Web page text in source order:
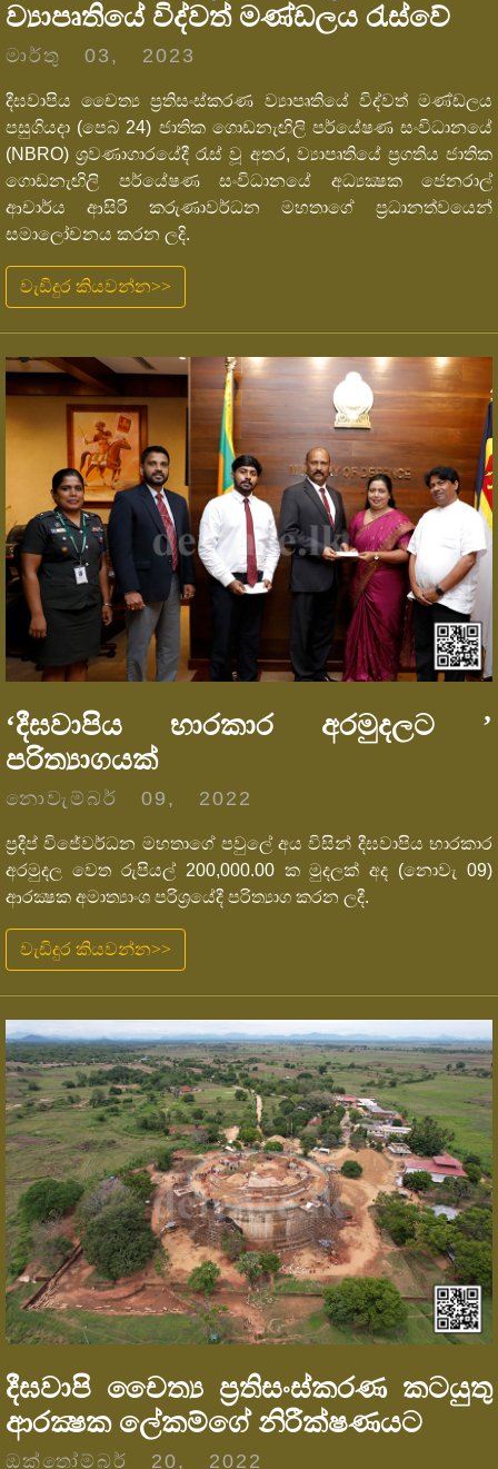
ව්‍යාපෘතියේ විද්වත් මණ්ඩලය රැස්වේ
මාර්තු 03, 2023
දීඝවාපිය චෛත්‍ය ප්‍රතිසංස්කරණ ව්‍යාපෘතියේ විද්වත් මණ්ඩලය
පසුගියදා (පෙබ 24) ජාතික ගොඩනැඟිලි පර්යේෂණ සංවිධානයේ
(NBRO) ශ්‍රවණාගාරයේදී රැස් වූ අතර, ව්‍යාපෘතියේ ප්‍රගතිය ජාතික
ගොඩනැඟිලි පර්යේෂණ සංවිධානයේ අධ්‍යක්‍ෂක ජෙනරාල්
ආචාර්ය ආසිරි කරුණාවර්ධන මහතාගේ ප්‍රධානත්වයෙන්
සමාලෝචනය කරන ලදි.
වැඩිදුර කියවන්න>>
‘දීඝවාපිය භාරකාර අරමුදලට ’
පරිත්‍යාගයක්
නොවැම්බර් 09, 2022
ප්‍රදීප් විජේවර්ධන මහතාගේ පවුලේ අය විසින් දීඝවාපිය භාරකාර
අරමුදල වෙත රුපියල් 200,000.00 ක මුදලක් අද (නොවැ 09)
ආරක්‍ෂක අමාත්‍යාංශ පරිශ්‍රයේදී පරිත්‍යාග කරන ලදී.
වැඩිදුර කියවන්න>>
දීඝවාපි චෛත්‍ය ප්‍රතිසංස්කරණ කටයුතු
ආරක්‍ෂක ලේකම්ගේ නිරීක්ෂණයට
ඔක්තෝම්බර් 20, 2022